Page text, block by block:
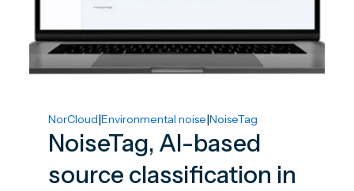
NorCloud|Environmental noise|NoiseTag
NoiseTag, AI-based
source classification in